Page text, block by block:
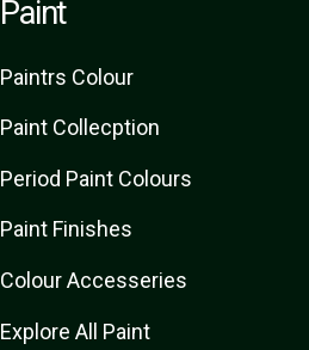
Paint
Paintrs Colour
Paint Collecption
Period Paint Colours
Paint Finishes
Colour Accesseries
Explore All Paint